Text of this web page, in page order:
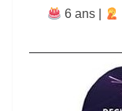
6 ans |